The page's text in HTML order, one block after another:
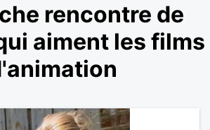
rencontre de
aiment les films